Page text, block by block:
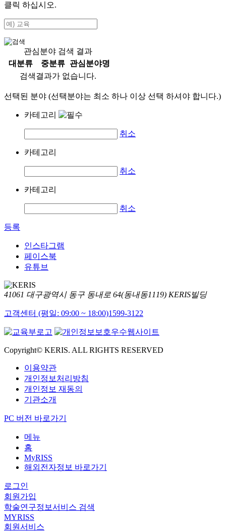
클릭 하십시오.
관심분야 검색 결과
대분류
중분류
관심분야명
검색결과가 없습니다.
선택된 분야 (선택분야는 최소 하나 이상 선택 하셔야 합니다.)
카테고리
취소
카테고리
취소
카테고리
취소
등록
인스타그램
페이스북
유튜브
41061 대구광역시 동구 동내로 64(동내동1119) KERIS빌딩
고객센터 (평일: 09:00 ~ 18:00)1599-3122
Copyright© KERIS. ALL RIGHTS RESERVED
이용약관
개인정보처리방침
개인정보 재동의
기관소개
PC 버전 바로가기
메뉴
홈
MyRISS
해외전자정보 바로가기
로그인
회원가입
학술연구정보서비스 검색
MYRISS
회원서비스